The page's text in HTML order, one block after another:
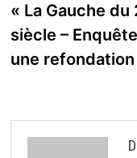
« La Gauche du
siècle –
une refondation